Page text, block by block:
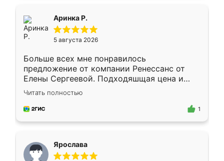
Аринка Р.
5 августа 2026
Больше всех мне понравилось
предложение от компании Ренессанс от
Елены Сергеевой. Подходяшщая цена и
короткие сроки изготовления. Приехавший
для замера сотрудник Владислав
предложил по моему эскизу самый
Читать полностью
1
Ярослава